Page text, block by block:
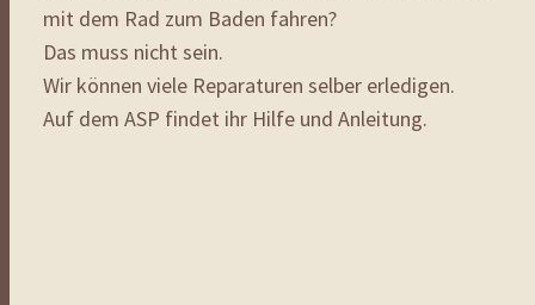
mit dem Rad zum Baden fahren?
Das muss nicht sein.
Wir können viele Reparaturen selber erledigen.
Auf dem ASP findet ihr Hilfe und Anleitung.